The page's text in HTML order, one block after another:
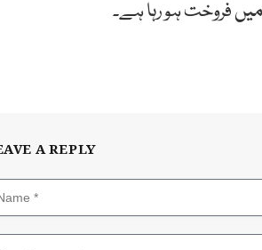
A REPLY